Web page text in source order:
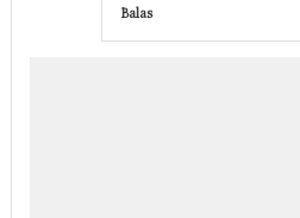
Balas